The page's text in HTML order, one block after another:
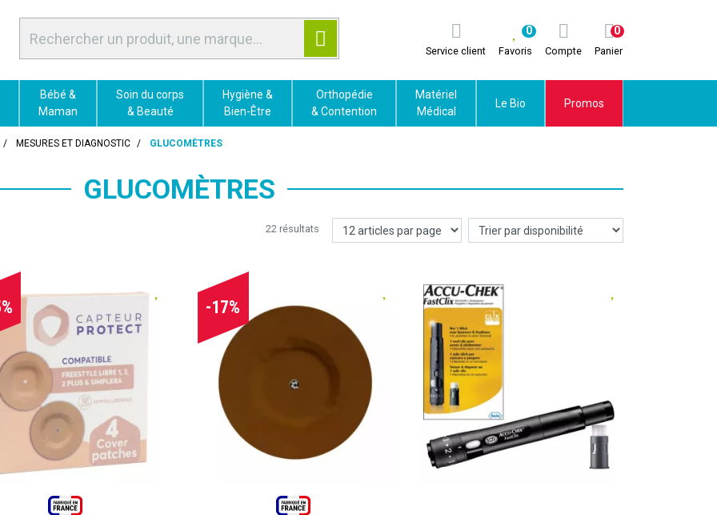
Service client Favoris
0
Compte Panier
0
Bébé &
Maman
Soin du corps
& Beauté
Hygiène &
Bien-Être
Orthopédie
& Contention
Matériel
Médical
Le Bio Promos
MESURES ET DIAGNOSTIC GLUCOMÈTRES
GLUCOMÈTRES
22 résultats
-17%